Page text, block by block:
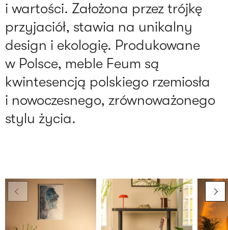
i wartości. Założona przez trójkę
przyjaciół, stawia na unikalny
design i ekologię. Produkowane
w Polsce, meble Feum są
kwintesencją polskiego rzemiosła
i nowoczesnego, zrównoważonego
stylu życia.